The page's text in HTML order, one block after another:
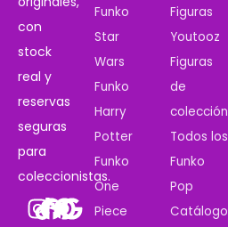
con
stock
real y
reservas
seguras
para
coleccionistas.
Funko
Star
Wars
Funko
Harry
Potter
Funko
One
Piece
Figuras
Youtooz
Figuras
de
colección
Todos los
Funko
Pop
Catálogo